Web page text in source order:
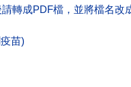
轉成PDF檔，並將檔名
苗)